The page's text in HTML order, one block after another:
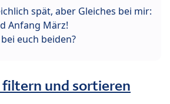
spät, aber Gleiches bei mir:
Anfang März!
euch beiden?
und sortieren